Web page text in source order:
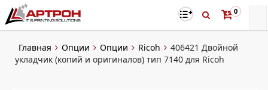
0
Главная Опции Опции Ricoh
406421 Двойной
укладчик (копий и оригиналов) тип 7140 для Ricoh